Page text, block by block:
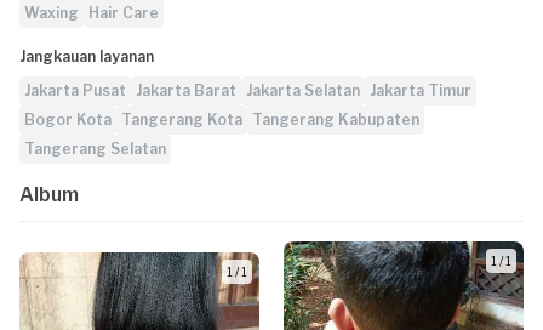
Waxing
Hair Care
Jangkauan layanan
Jakarta Pusat
Jakarta Barat Jakarta Selatan Jakarta Timur
Bogor Kota Tangerang Kota Tangerang Kabupaten
Tangerang Selatan
Album
1 / 1
1 / 1